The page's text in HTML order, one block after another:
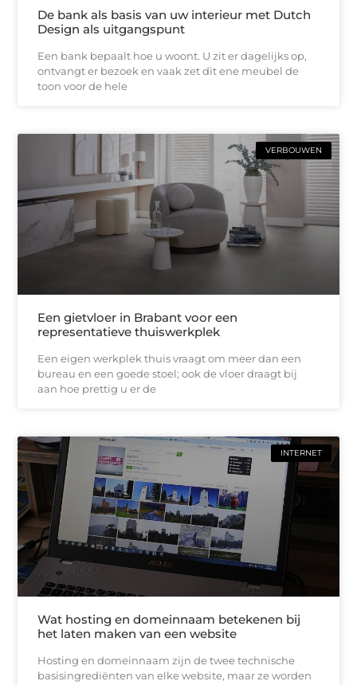
De bank als basis van uw interieur met Dutch
Design als uitgangspunt
Een bank bepaalt hoe u woont. U zit er dagelijks op,
ontvangt er bezoek en vaak zet dit ene meubel de
toon voor de hele
VERBOUWEN
Een gietvloer in Brabant voor een
representatieve thuiswerkplek
Een eigen werkplek thuis vraagt om meer dan een
bureau en een goede stoel; ook de vloer draagt bij
aan hoe prettig u er de
INTERNET
Wat hosting en domeinnaam betekenen bij
het laten maken van een website
Hosting en domeinnaam zijn de twee technische
basisingrediënten van elke website, maar ze worden